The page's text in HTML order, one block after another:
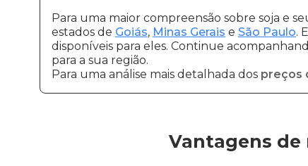
Para uma maior compreensão sobre soja e
estados de Goiás, Minas Gerais e São Paulo.
disponíveis para eles. Continue
para a sua região.
Para uma análise mais detalhada dos preços
Vantagens de